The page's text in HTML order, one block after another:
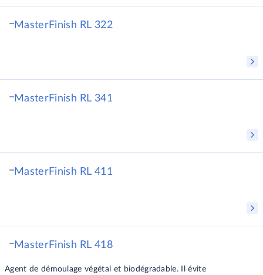
MasterFinish RL 322
MasterFinish RL 341
MasterFinish RL 411
MasterFinish RL 418
Agent de démoulage végétal et biodégradable. Il évite